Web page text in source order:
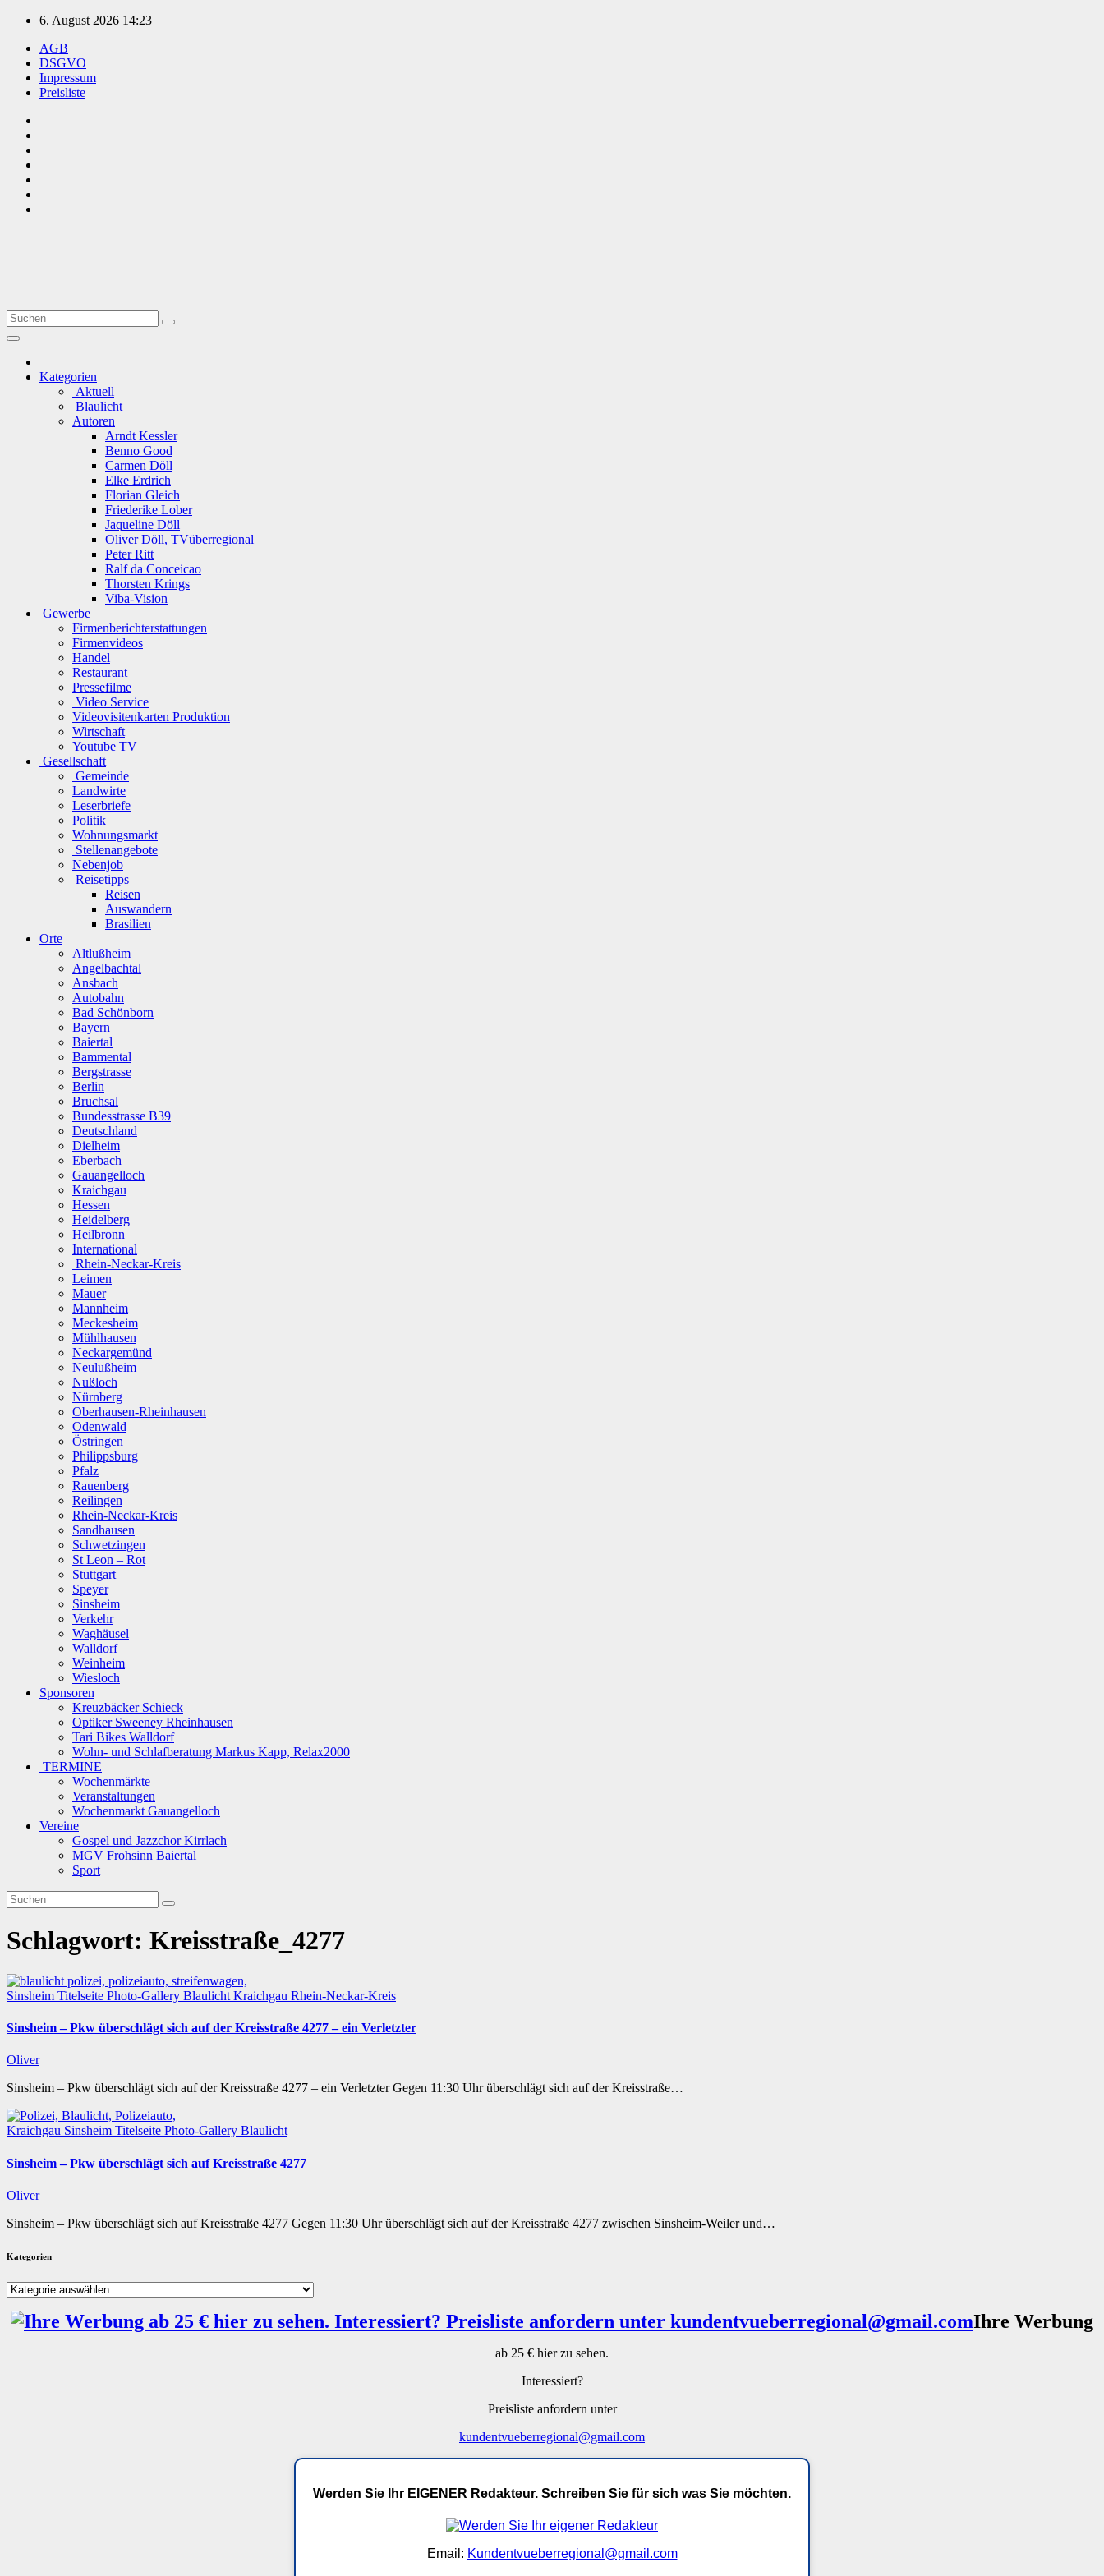
Zum
springen
6. August 2026 14:23
AGB
DSGVO
Impressum
Preisliste
Kategorien
Aktuell
Blaulicht
Autoren
Arndt Kessler
Benno Good
Carmen Döll
Elke Erdrich
Florian Gleich
Friederike Lober
Jaqueline Döll
Oliver Döll, TVüberregional
Peter Ritt
Ralf da Conceicao
Thorsten Krings
Viba-Vision
Gewerbe
Firmenberichterstattungen
Firmenvideos
Handel
Restaurant
Pressefilme
Video Service
Videovisitenkarten Produktion
Wirtschaft
Youtube TV
Gesellschaft
Gemeinde
Landwirte
Leserbriefe
Politik
Wohnungsmarkt
Stellenangebote
Nebenjob
Reisetipps
Reisen
Auswandern
Brasilien
Orte
Altlußheim
Angelbachtal
Ansbach
Autobahn
Bad Schönborn
Bayern
Baiertal
Bammental
Bergstrasse
Berlin
Bruchsal
Bundesstrasse B39
Deutschland
Dielheim
Eberbach
Gauangelloch
Kraichgau
Hessen
Heidelberg
Heilbronn
International
Rhein-Neckar-Kreis
Leimen
Mauer
Mannheim
Meckesheim
Mühlhausen
Neckargemünd
Neulußheim
Nußloch
Nürnberg
Oberhausen-Rheinhausen
Odenwald
Östringen
Philippsburg
Pfalz
Rauenberg
Reilingen
Rhein-Neckar-Kreis
Sandhausen
Schwetzingen
St Leon – Rot
Stuttgart
Speyer
Sinsheim
Verkehr
Waghäusel
Walldorf
Weinheim
Wiesloch
Sponsoren
Kreuzbäcker Schieck
Optiker Sweeney Rheinhausen
Tari Bikes Walldorf
Wohn- und Schlafberatung Markus Kapp, Relax2000
TERMINE
Wochenmärkte
Veranstaltungen
Wochenmarkt Gauangelloch
Vereine
Gospel und Jazzchor Kirrlach
MGV Frohsinn Baiertal
Sport
Schlagwort: Kreisstraße_4277
Sinsheim Titelseite Photo-Gallery Blaulicht Kraichgau Rhein-Neckar-Kreis
Sinsheim – Pkw überschlägt sich auf der Kreisstraße 4277 – ein Verletzter
Oliver
Sinsheim – Pkw überschlägt sich auf der Kreisstraße 4277 – ein Verletzter Gegen 11:30 Uhr überschlägt sich auf der Kreisstraße…
Kraichgau Sinsheim Titelseite Photo-Gallery Blaulicht
Sinsheim – Pkw überschlägt sich auf Kreisstraße 4277
Oliver
Sinsheim – Pkw überschlägt sich auf Kreisstraße 4277 Gegen 11:30 Uhr überschlägt sich auf der Kreisstraße 4277 zwischen Sinsheim-Weiler und…
Kategorien
Kategorien
Ihre Werbung
ab 25 € hier zu sehen.
Interessiert?
Preisliste anfordern unter
kundentvueberregional@gmail.com
Werden Sie Ihr EIGENER Redakteur. Schreiben Sie für sich was Sie möchten.
Email: Kundentvueberregional@gmail.com